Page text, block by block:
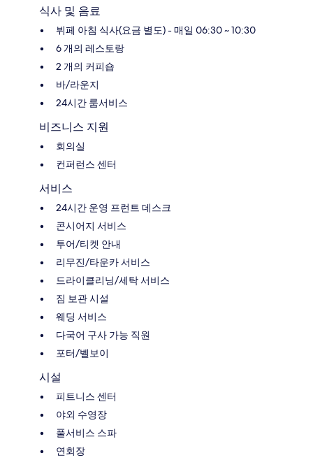
식사 및 음료
뷔페 아침 식사(요금 별도) - 매일 06:30 ~ 10:30
6 개의 레스토랑
2 개의 커피숍
바/라운지
24시간 룸서비스
비즈니스 지원
회의실
컨퍼런스 센터
서비스
24시간 운영 프런트 데스크
콘시어지 서비스
투어/티켓 안내
리무진/타운카 서비스
드라이클리닝/세탁 서비스
짐 보관 시설
웨딩 서비스
다국어 구사 가능 직원
포터/벨보이
시설
피트니스 센터
야외 수영장
풀서비스 스파
연회장